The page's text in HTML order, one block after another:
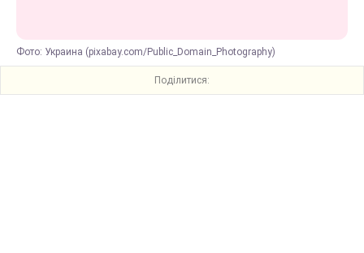
Фото: Украина (pixabay.com/Public_Domain_Photography)
Поділитися: